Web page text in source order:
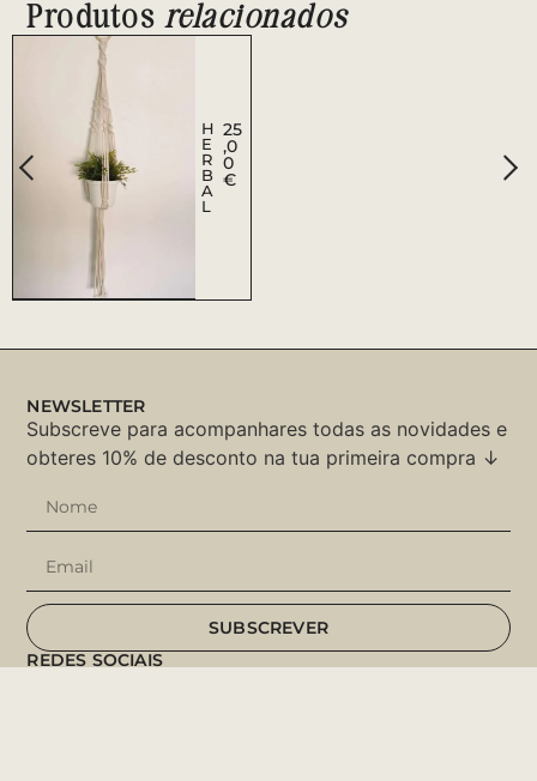
Produtos relacionados
H
E
R
B
A
L
25
,0
0
€
REDES SOCIAIS
NEWSLETTER
Subscreve para acompanhares todas as novidades e
obteres 10% de desconto na tua primeira compra ↓
SUBSCREVER